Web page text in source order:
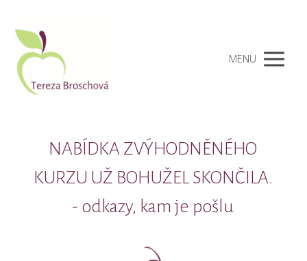
MENU
NABÍDKA ZVÝHODNĚNÉHO
KURZU UŽ BOHUŽEL SKONČILA.
- odkazy, kam je pošlu